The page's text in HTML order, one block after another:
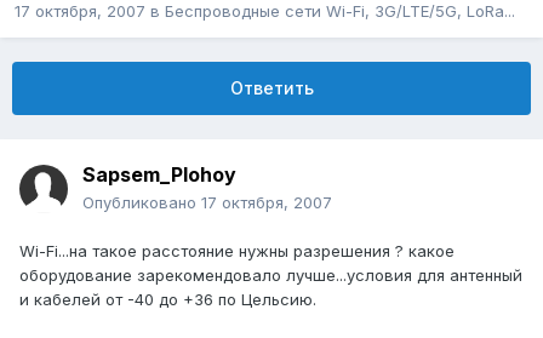
17 октября, 2007 в Беспроводные сети Wi-Fi, 3G/LTE/5G, LoRa...
Ответить
Sapsem_Plohoy
Опубликовано 17 октября, 2007
Wi-Fi...на такое расстояние нужны разрешения ? какое
оборудование зарекомендовало лучше...условия для антенный
и кабелей от -40 до +36 по Цельсию.